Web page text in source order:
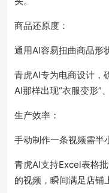
商品还原度：
通用AI容易扭曲商品形
青虎AI专为电商设计，
AI那样出现“衣服变形”
生产效率：
手动制作一条视频需半
青虎AI支持Excel表格
的视频，瞬间满足店铺